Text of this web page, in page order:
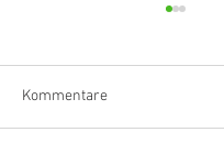
Kommentare